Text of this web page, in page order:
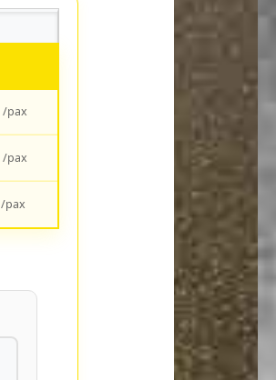
/pax
/pax
/pax